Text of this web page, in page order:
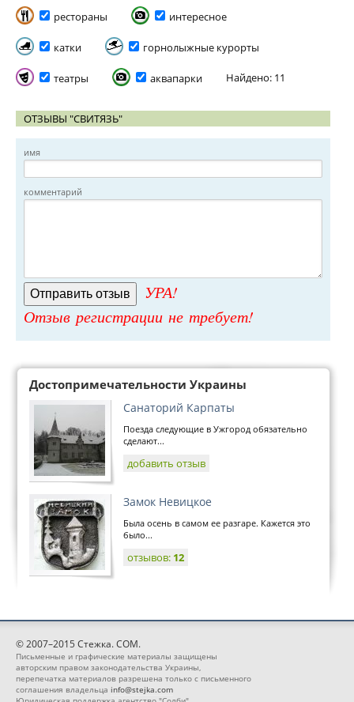
рестораны интересное
катки горнолыжные курорты
театры аквапарки Найдено: 11
ОТЗЫВЫ "СВИТЯЗЬ"
имя
комментарий
УРА!
Отзыв регистрации не требует!
Достопримечательности Украины
Санаторий Карпаты
Поезда следующие в Ужгород обязательно
сделают...
добавить отзыв
Замок Невицкое
Была осень в самом ее разгаре. Кажется это
было...
отзывов: 12
© 2007–2015 Стежка. COM.
Письменные и графические материалы защищены
авторским правом законодательства Украины,
перепечатка материалов разрешена только с письменного
соглашения владельца info@stejka.com